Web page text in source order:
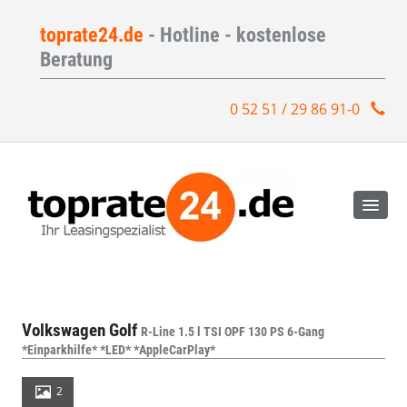
toprate24.de - Hotline - kostenlose
Beratung
0 52 51 / 29 86 91-0
Volkswagen Golf R-Line 1.5 l TSI OPF 130 PS 6-Gang
*Einparkhilfe* *LED* *AppleCarPlay*
2